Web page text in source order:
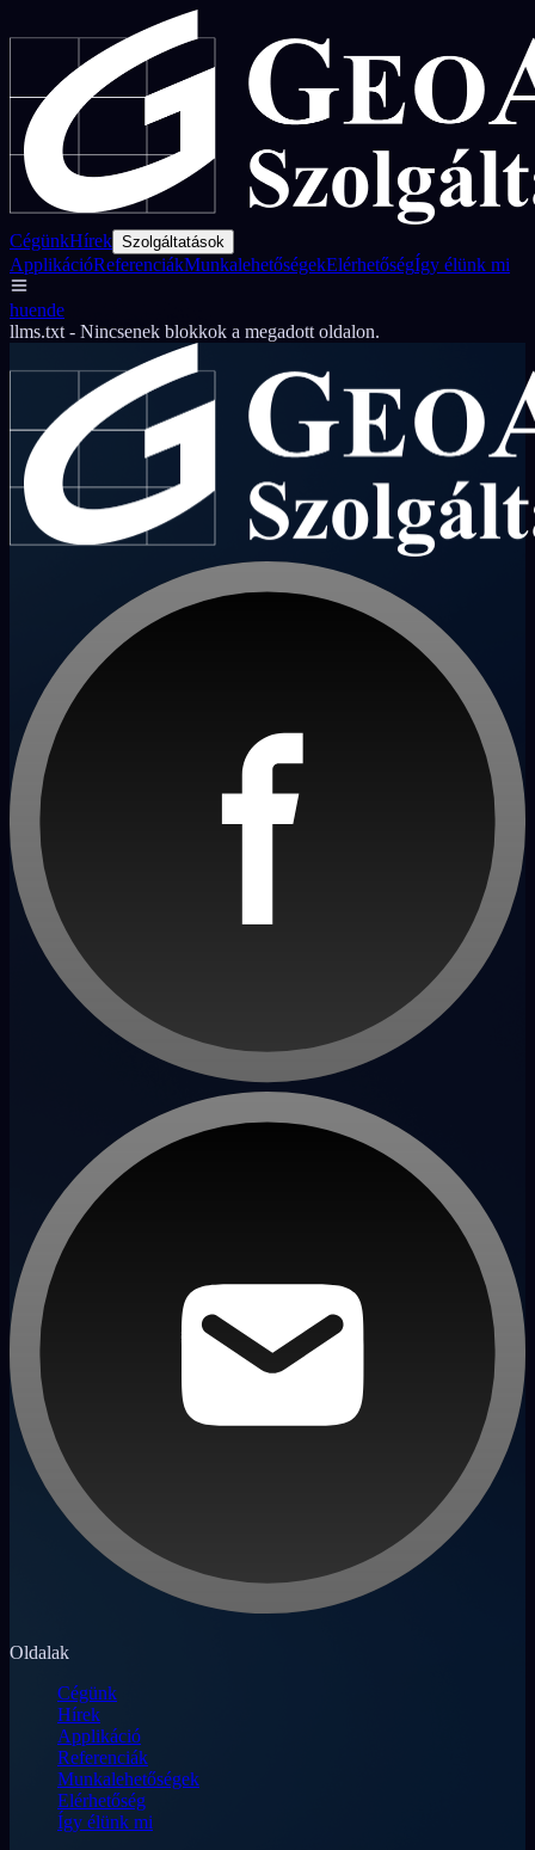
CégünkHírek Szolgáltatások
ApplikációReferenciákMunkalehetőségekElérhetőségÍgy élünk mi
huende
llms.txt - Nincsenek blokkok a megadott oldalon.
Oldalak
Cégünk
Hírek
Applikáció
Referenciák
Munkalehetőségek
Elérhetőség
Így élünk mi